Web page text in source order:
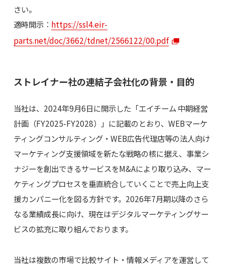
さい。
適時開示： https://ssl4.eir-
parts.net/doc/3662/tdnet/2566122/00.pdf
ストレイナー社の連結子会社化の背景・目的
当社は、2024年9月6日に開示した「エイチーム 中期経営
計画（FY2025-FY2028）」に記載のとおり、WEBマーケ
ティングコンサルティング・WEB広告代理店等の法人向け
マーケティング支援領域を新たな戦略の核に据え、事業シ
ナジーを創出できるサービスをM&Aにより取り込み、マー
ケティングプロセスを垂直統合していくことで売上向上支
援カンパニー化を図る方針です。2026年7月期以降のさら
なる業績成長に向け、現在はデジタルマーケティングサー
ビスの拡充に取り組んでおります。
当社は複数の市場で比較サイト・情報メディアを運営して